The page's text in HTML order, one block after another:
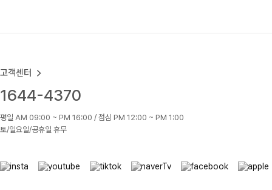
고객센터
1644-4370
평일 AM 09:00 ~ PM 16:00 / 점심 PM 12:00 ~ PM 1:00
토/일요일/공휴일 휴무